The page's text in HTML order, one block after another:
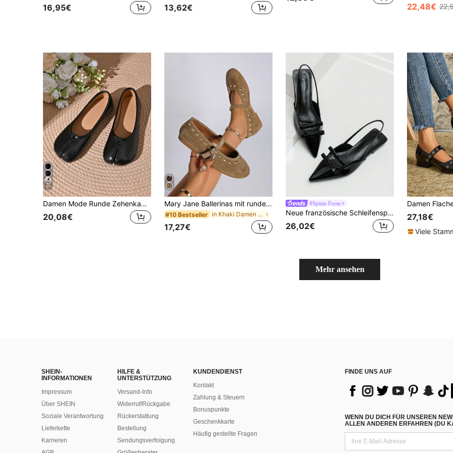
16,95€ 13,62€ 22,48€
11
Damen Mode Runde Zehenkappe Minimalistische Slip-On Schwarz Polka Punkt Weiche Sohle Rutschfeste Flache Bequeme lässig Schuhe, Muttertags Geschenk
20,08€
Mary Jane Ballerinas mit rundem Zehenbereich, Preppy Schul-Basisstil mit Schnalle & Metallösen, geeignet für Zuhause & Büro
#10 Bestseller in Khaki Damen Flache Schuhe
17,27€
#Spitze Form
Neue französische Schleifenspitze Mary Jane Schuhe für Herbst/Winter, Damen Slip-On Schnallen Block Absatz Sandalen, Mittlerer Absatz Schuhe für Valentinstag, Ballerinas
26,02€
27,18€
Viele
Mehr ansehen
SHEIN-
INFORMATIONEN
Impressum
Über SHEIN
Soziale Verantwortung
Lieferkette
Karrieren
HILFE &
UNTERSTÜTZUNG
Versand-Info
Widerruf/Rückgabe
Rückerstattung
Bestellung
Sendungsverfolgung
KUNDENDIENST
Kontakt
Zahlung & Steuern
Bonuspunkte
Geschenkkarte
Häufig gestellte Fragen
FINDE UNS AUF
WENN DU DICH FÜR UNSEREN
ALLEN ANDEREN ERFAHREN (DU